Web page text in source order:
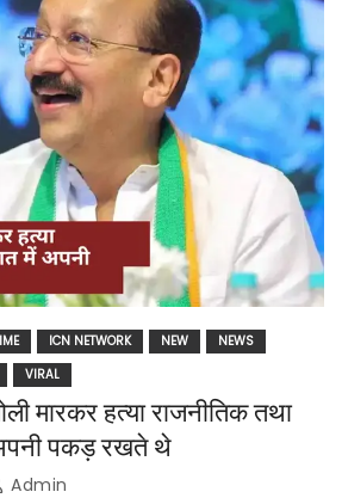
ICN NETWORK NEW
NEWS
VIRAL
मारकर हत्या राजनीतिक तथा
पकड़ रखते थे
Admin